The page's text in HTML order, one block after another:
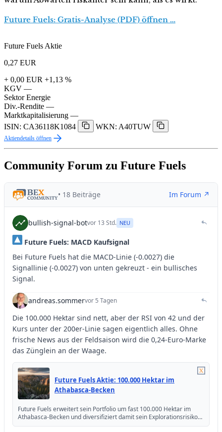
Future Fuels: Gratis-Analyse (PDF) öffnen …
Future Fuels Aktie
0,27 EUR
+ 0,00 EUR +1,13 %
KGV —
Sektor Energie
Div.-Rendite —
Marktkapitalisierung —
ISIN: CA36118K1084
WKN: A40TUW
Aktiendetails öffnen
Community Forum zu Future Fuels